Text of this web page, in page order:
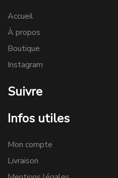
Accueil
À propos
Boutique
Instagram
Suivre
Infos utiles
Mon compte
Livraison